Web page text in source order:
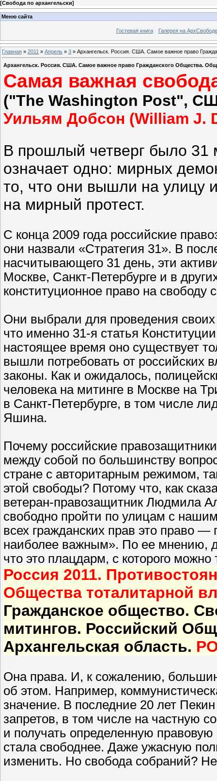
[Свобода по архангельски]
Меню сайта
Гостевая книга Галерея на АрхСвободе
Главная » 2011 » Апрель » 3 » Архангельск. Россия. США. Самое важное право
Архангельск. Россия. США. Самое важное право Гражданского Общества.
Самая важная
("The Washington Post",
Уильям Добсон (William J.
В прошлый четверг было 31
означает одно: мирных
то, что они вышли на улицу
на мирный протест.
С конца 2009 года российские
они назвали «Стратегия 31». В
насчитывающего 31 день, эти
Москве, Санкт-Петербурге и в
конституционное право на свободу
Они выбрали для проведения своих
что именно 31-я статья
настоящее время оно существует
вышли потребовать от российских
законы. Как и ожидалось,
человека на митинге в Москве на
в Санкт-Петербурге, в том числе
Яшина.
Почему российские
между собой по большинству
стране с авторитарным режимом,
этой свободы? Потому что, как
ветеран-правозащитник Людмила
свободно пройти по улицам с
всех гражданских прав это право
наиболее важным». По ее мнению,
что это плацдарм, с которого можно
Россия 2011.
Общества тоталитарной
Гражданское общество.
митингов. Российский
Архангельская область.
Она права. И, к сожалению,
об этом. Например,
значение. В последние 20 лет
запретов, в том числе на частную
и получать определенную
стала свободнее. Даже ужасную
изменить. Но свобода собраний?